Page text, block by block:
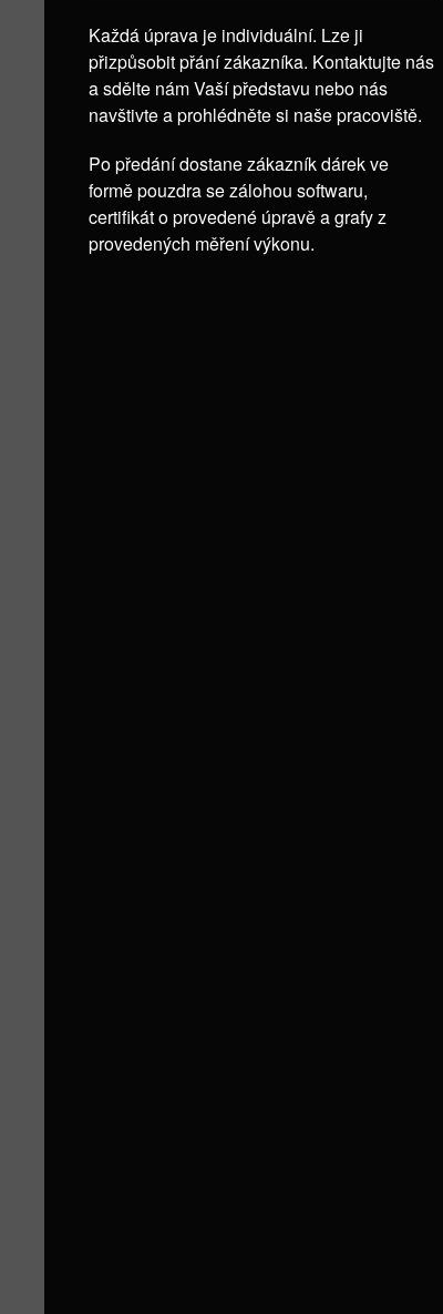
Každá úprava je individuální. Lze ji
přizpůsobit přání zákazníka. Kontaktujte nás
a sdělte nám Vaší představu nebo nás
navštivte a prohlédněte si naše pracoviště.
Po předání dostane zákazník dárek ve
formě pouzdra se zálohou softwaru,
certifikát o provedené úpravě a grafy z
provedených měření výkonu.